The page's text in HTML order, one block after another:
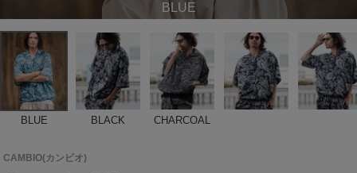
BLUE
BLUE BLACK CHARCOAL
CAMBIO(カンビオ)